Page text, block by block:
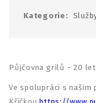
Kategorie:
Půjčovna grilů - 20
Ve spolupráci s našim